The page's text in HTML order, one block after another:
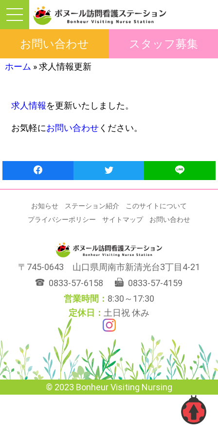
お問い合わせ スタッフ募集
ホーム »求人情報更新
求人情報を更新いたしました。
お気軽にお問い合わせください。
お知らせ ステーション紹介
このサイトについて
プライバシーポリシー
サイトマップ お問い合わせ
745-0643 山口県周南市新清光台3丁目4-21
0833-57-6158
0833-57-4159
8:30～17:30
土日祝 休み
© 2023 Bonheur Visiting Nursing